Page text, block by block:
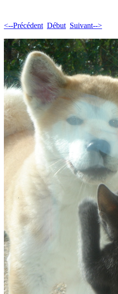
<--Précédent Début Suivant-->